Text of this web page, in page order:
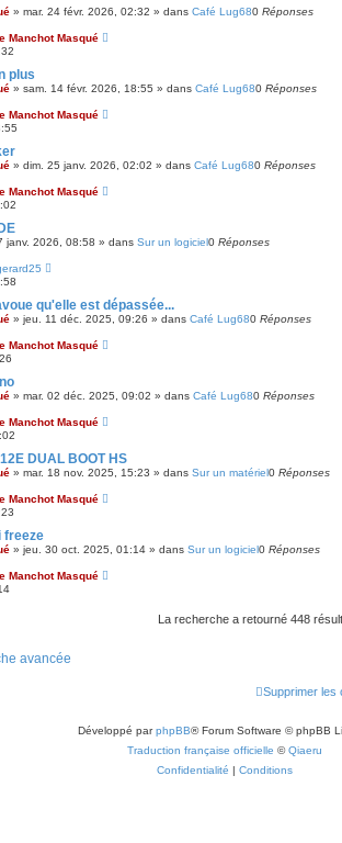
» mar. 24 févr. 2026, 02:32 » dans Café Lug680 Réponses
Manchot Masqué
plus
» sam. 14 févr. 2026, 18:55 » dans Café Lug680 Réponses
Manchot Masqué
» dim. 25 janv. 2026, 02:02 » dans Café Lug680 Réponses
Manchot Masqué
janv. 2026, 08:58 » dans Sur un logiciel0 Réponses
qu'elle est dépassée...
» jeu. 11 déc. 2025, 09:26 » dans Café Lug680 Réponses
Manchot Masqué
» mar. 02 déc. 2025, 09:02 » dans Café Lug680 Réponses
Manchot Masqué
DUAL BOOT HS
» mar. 18 nov. 2025, 15:23 » dans Sur un matériel0 Réponses
Manchot Masqué
freeze
» jeu. 30 oct. 2025, 01:14 » dans Sur un logiciel0 Réponses
Manchot Masqué
La recherche a retourné 448
avancée
Supprimer les
Développé parphpBB® Forum Software © phpBB
Traduction française officielle ©Qiaeru
Confidentialité | Conditions